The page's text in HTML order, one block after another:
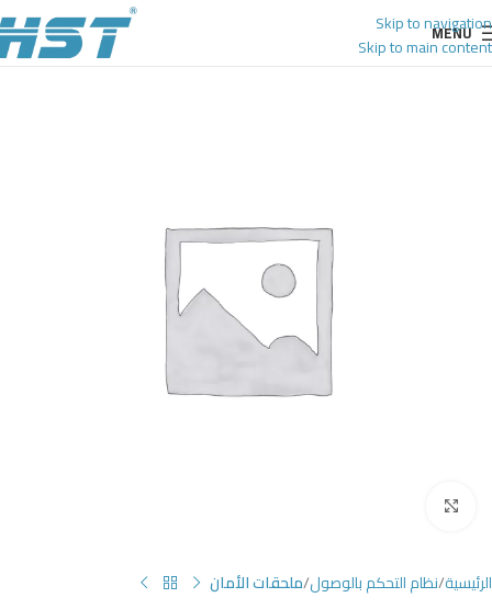
Skip to navigation
Skip to main content
MENU
الرئيسية نظام التحكم بالوصول ملحقات الأمان